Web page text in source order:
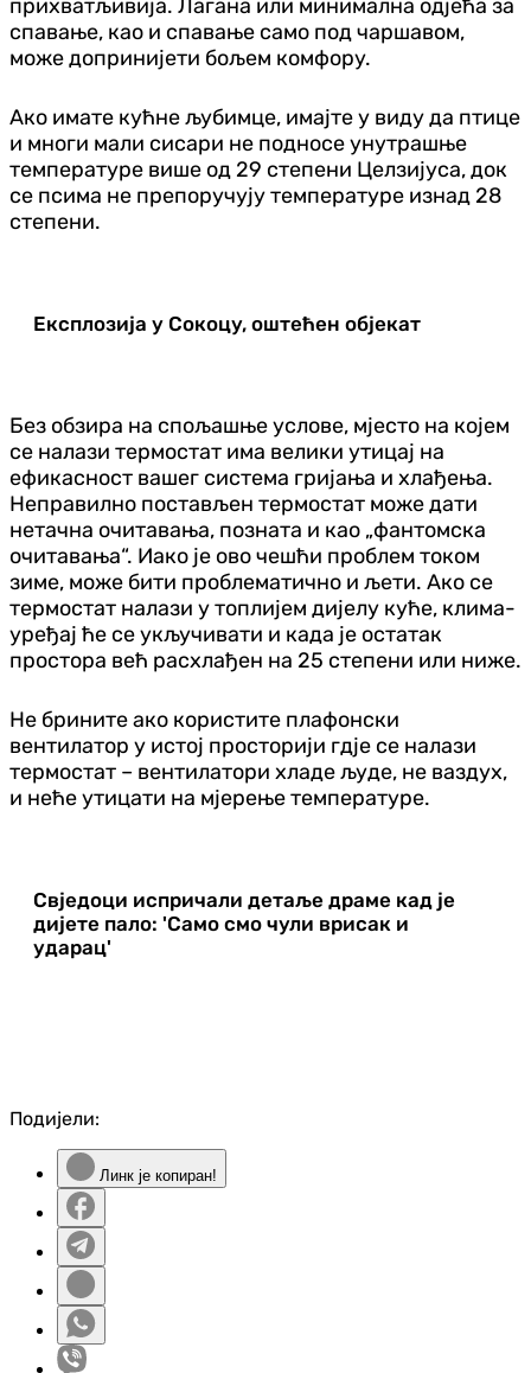
прихватљивија. Лагана или минимална одјећа за
спавање, као и спавање само под чаршавом,
може допринијети бољем комфору.
Ако имате кућне љубимце, имајте у виду да птице
и многи мали сисари не подносе унутрашње
температуре више од 29 степени Целзијуса, док
се псима не препоручују температуре изнад 28
степени.
Експлозија у Сокоцу, оштећен објекат
Без обзира на спољашње услове, мјесто на којем
се налази термостат има велики утицај на
ефикасност вашег система гријања и хлађења.
Неправилно постављен термостат може дати
нетачна очитавања, позната и као „фантомска
очитавања“. Иако је ово чешћи проблем током
зиме, може бити проблематично и љети. Ако се
термостат налази у топлијем дијелу куће, клима-
уређај ће се укључивати и када је остатак
простора већ расхлађен на 25 степени или ниже.
Не брините ако користите плафонски
вентилатор у истој просторији гдје се налази
термостат – вентилатори хладе људе, не ваздух,
и неће утицати на мјерење температуре.
Свједоци испричали детаље драме кад је
дијете пало: 'Само смо чули врисак и
ударац'
Подијели:
Линк је копиран!